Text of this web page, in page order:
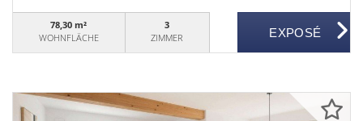
78,30 m²
WOHNFLÄCHE
3
ZIMMER